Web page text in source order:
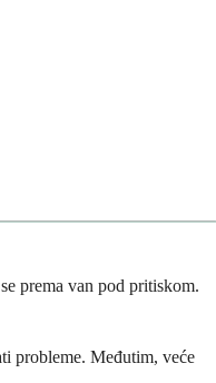
prema van pod pritiskom.
probleme. Međutim, veće